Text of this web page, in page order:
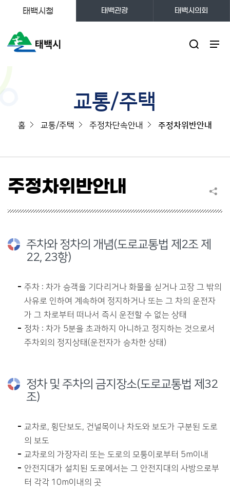
태백시청 태백관광 태백시의회
교통/주택
홈 교통/주택 주정차단속안내 주정차위반안내
주정차위반안내
주차와 정차의 개념(도로교통법 제2조 제
22, 23항)
주차 : 차가 승객을 기다리거나 화물을 싣거나 고장 그 밖의
사유로 인하여 계속하여 정지하거나 또는 그 차의 운전자
가 그 차로부터 떠나서 즉시 운전할 수 없는 상태
정차 : 차가 5분을 초과하지 아니하고 정지하는 것으로서
주차외의 정지상태(운전자가 승차한 상태)
정차 및 주차의 금지장소(도로교통법 제32
조)
교차로, 횡단보도, 건널목이나 차도와 보도가 구분된 도로
의 보도
교차로의 가장자리 또는 도로의 모퉁이로부터 5m이내
안전지대가 설치된 도로에서는 그 안전지대의 사방으로부
터 각각 10m이내의 곳